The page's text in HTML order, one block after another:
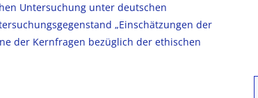
Untersuchung unter deutschen
„Einschätzungen der
der Kernfragen bezüglich der ethischen